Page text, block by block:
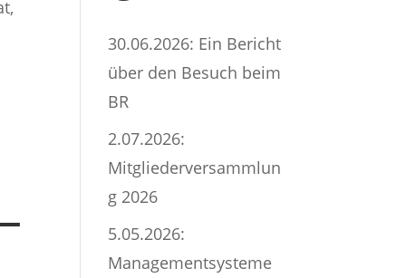
30.06.2026: Ein Bericht
über den Besuch beim
BR
2.07.2026:
Mitgliederversammlun
g 2026
5.05.2026:
Managementsysteme